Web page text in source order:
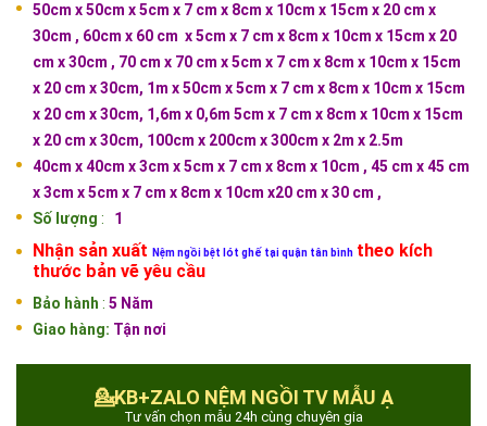
50cm x 50cm x5cm x 7 cm x 8cm x 10cm x 15cm x 20 cm x
30cm , 60cm x 60 cm x 5cm x 7 cm x 8cm x 10cm x 15cm x 20
cm x 30cm , 70 cm x 70 cm x5cm x 7 cm x 8cm x 10cm x 15cm
x 20 cm x 30cm, 1m x 50cm x5cm x 7 cm x 8cm x 10cm x 15cm
x 20 cm x 30cm, 1,6m x 0,6m 5cm x 7 cm x 8cm x 10cm x 15cm
x 20 cm x 30cm, 100cm x 200cm x 300cm x 2m x 2.5m
40cm x 40cm x 3cm x 5cm x 7 cm x 8cm x 10cm , 45 cm x 45 cm
x3cm x 5cm x 7 cm x 8cm x 10cm x20 cm x 30 cm ,
Số lượng : 1
Nhận sản xuất Nệm ngồi bệt lót ghế tại quận tân bình theo kích
thước bản vẽ yêu cầu
Bảo hành : 5 Năm
Giao hàng: Tận nơi
💁KB+ZALO NỆM NGỒI TV MẪU Ạ
Tư vấn chọn mẫu 24h cùng chuyên gia